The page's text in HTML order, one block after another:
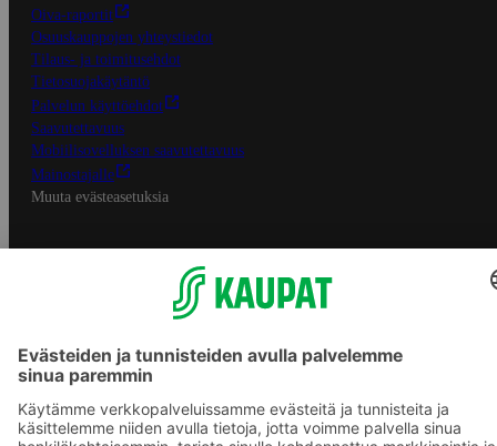
Oiva-raportit
Osuuskauppojen yhteystiedot
Tilaus- ja toimitusehdot
Tietosuojakäytäntö
Palvelun käyttöehdot
Saavutettavuus
Mobiilisovelluksen saavutettavuus
Mainostajalle
Muuta evästeasetuksia
S-ryhmän palvelut
S-ryhmä
Asiakasomistajuus
S-ostoslista -sovellus